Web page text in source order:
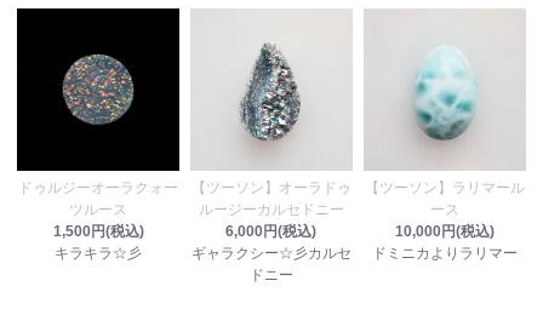
ドゥルジーオーラクォー
ツルース
1,500円(税込)
キラキラ☆彡
【ツーソン】オーラドゥ
ルージーカルセドニー
6,000円(税込)
ギャラクシー☆彡カルセ
ドニー
【ツーソン】ラリマール
ース
10,000円(税込)
ドミニカよりラリマー